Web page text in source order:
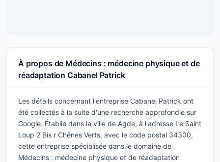
À propos de Médecins : médecine physique et de
réadaptation Cabanel Patrick
Les détails concernant l'entreprise Cabanel Patrick ont
été collectés à la suite d'une recherche approfondie sur
Google. Établie dans la ville de Agde, à l'adresse Le Saint
Loup 2 Bis r Chênes Verts, avec le code postal 34300,
cette entreprise spécialisée dans le domaine de
Médecins : médecine physique et de réadaptation